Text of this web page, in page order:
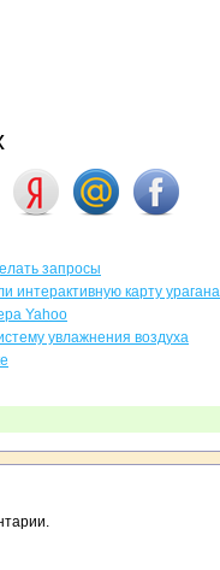
запросы
интерактивную карту
Yahoo
увлажнения воздуха